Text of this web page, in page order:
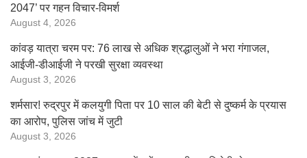
2047’ पर गहन विचार-विमर्श
August 4, 2026
कांवड़ यात्रा चरम पर: 76 लाख से अधिक श्रद्धालुओं ने भरा गंगाजल,
आईजी-डीआईजी ने परखी सुरक्षा व्यवस्था
August 3, 2026
शर्मसार! रुद्रपुर में कलयुगी पिता पर 10 साल की बेटी से दुष्कर्म के प्रयास
का आरोप, पुलिस जांच में जुटी
August 3, 2026